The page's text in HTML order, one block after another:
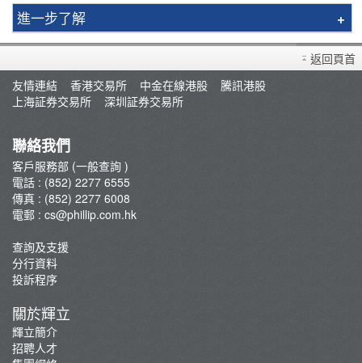
進一步了解
輝立簡介
分行資料
招聘人才
輝立保險/股票/期貨100%回佣計劃
新聞稿
返回頁首
友情連結
香港交易所 中金在線港股
騰訊港股
上海証券交易所
深圳証券交易所
聯絡我們
客戶服務部 (一般查詢 )
電話 : (852) 2277 6555
傳真 : (852) 2277 6008
電郵 : cs@phillip.com.hk
查詢及支援
分行資料
投訴程序
關於輝立
輝立簡介
招聘人才